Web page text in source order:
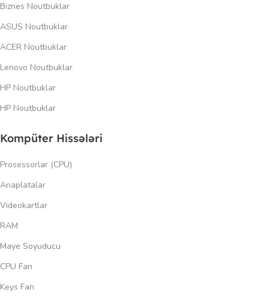
Biznes Noutbuklar
ASUS Noutbuklar
ACER Noutbuklar
Lenovo Noutbuklar
HP Noutbuklar
HP Noutbuklar
Kompüter Hissələri
Prosessorlar (CPU)
Anaplatalar
Videokartlar
RAM
Maye Soyuducu
CPU Fan
Keys Fan